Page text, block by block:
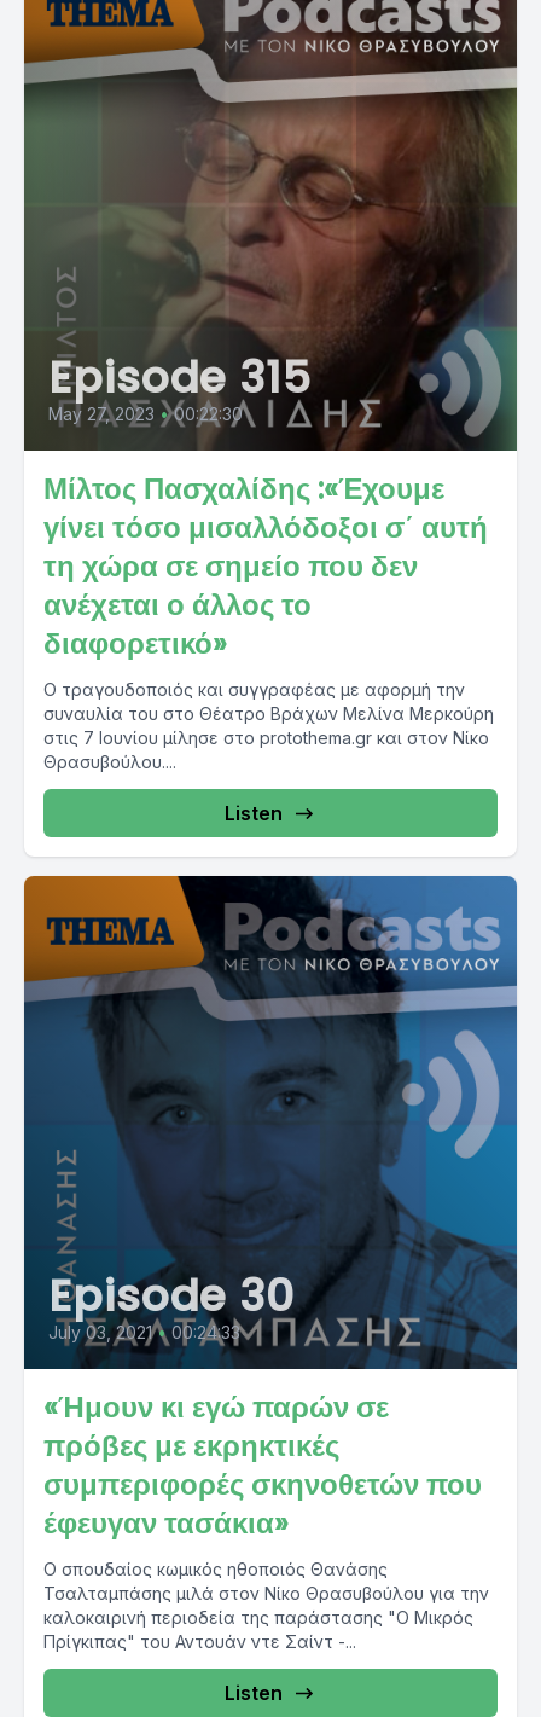
Episode 315
May 27, 2023 • 00:22:30
Μίλτος Πασχαλίδης :«Έχουμε
γίνει τόσο μισαλλόδοξοι σ΄ αυτή
τη χώρα σε σημείο που δεν
ανέχεται ο άλλος το
διαφορετικό»
Ο τραγουδοποιός και συγγραφέας με αφορμή την
συναυλία του στο Θέατρο Βράχων Μελίνα Μερκούρη
στις 7 Ιουνίου μίλησε στο protothema.gr και στον Νίκο
Θρασυβούλου....
Listen
Episode 30
July 03, 2021 • 00:24:33
«Ήμουν κι εγώ παρών σε
πρόβες με εκρηκτικές
συμπεριφορές σκηνοθετών που
έφευγαν τασάκια»
Ο σπουδαίος κωμικός ηθοποιός Θανάσης
Τσαλταμπάσης μιλά στον Νίκο Θρασυβούλου για την
καλοκαιρινή περιοδεία της παράστασης "Ο Μικρός
Πρίγκιπας" του Αντουάν ντε Σαίντ -...
Listen